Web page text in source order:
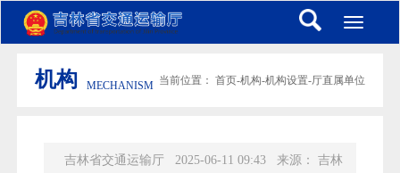
Toggle
机构 MECHANISM 当前位置： 首页-机构-机构设置-厅直属单位
吉林省交通运输厅 2025-06-11 09:43 来源： 吉林